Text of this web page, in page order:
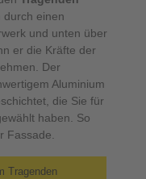
durch einen
und unten über
er die Kräfte der
Der
Aluminium
die Sie für
haben. So
Fassade.
Tragenden